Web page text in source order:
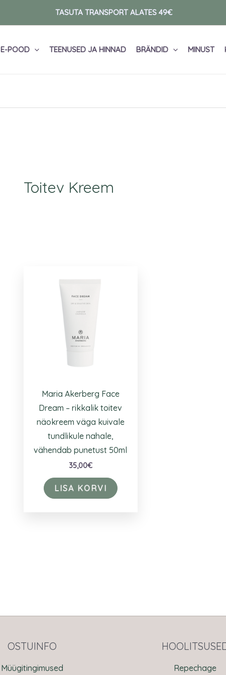
TASUTA TRANSPORT ALATES 49€
E-POOD TEENUSED JA HINNAD BRÄNDID MINUST
Toitev Kreem
Maria Akerberg Face
Dream – rikkalik toitev
näokreem väga kuivale
tundlikule nahale,
vähendab punetust 50ml
35,00€
LISA KORVI
OSTUINFO
Müügitingimused Repechage